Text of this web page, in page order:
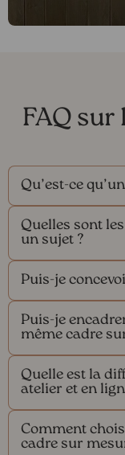
FAQ
Qu’est-ce
Quelles sont
un sujet ?
Puis-je
Puis-je
même cadre
Quelle est la
atelier et en
Comment
cadre sur